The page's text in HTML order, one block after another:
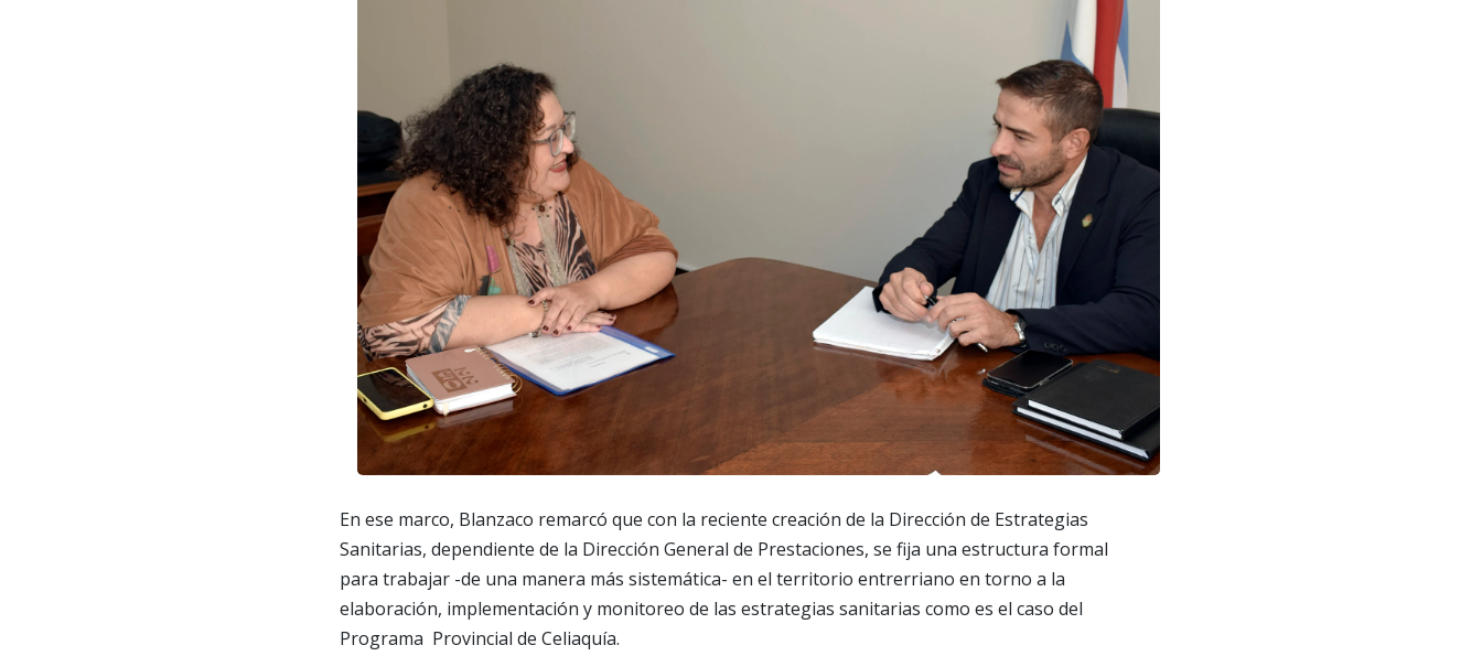
En ese marco, Blanzaco remarcó que con la reciente creación de la Dirección de Estrategias
Sanitarias, dependiente de la Dirección General de Prestaciones, se fija una estructura formal
para trabajar -de una manera más sistemática- en el territorio entrerriano en torno a la
elaboración, implementación y monitoreo de las estrategias sanitarias como es el caso del
Programa Provincial de Celiaquía.